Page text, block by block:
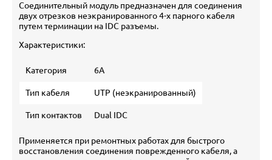
Соединительный модуль предназначен для соединения
двух отрезков неэкранированного 4-х парного кабеля
путем терминации на IDC разъемы.
Характеристики:
Категория 6A
Тип кабеля UTP (неэкранированный)
Тип контактов Dual IDC
Применяется при ремонтных работах для быстрого
восстановления соединения поврежденного кабеля, а